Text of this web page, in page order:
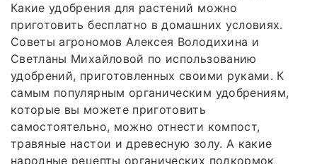
Какие удобрения для растений можно
приготовить бесплатно в домашних условиях.
Советы агрономов Алексея Володихина и
Светланы Михайловой по использованию
удобрений, приготовленных своими руками. К
самым популярным органическим удобрениям,
которые вы можете приготовить
самостоятельно, можно отнести компост,
травяные настои и древесную золу. А какие
народные рецепты органических подкормок